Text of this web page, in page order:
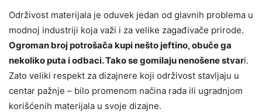
Održivost materijala je oduvek jedan od glavnih problema u
modnoj industriji koja važi i za velike zagađivače prirode.
Ogroman broj potrošača kupi nešto jeftino, obuče ga
nekoliko puta i odbaci. Tako se gomilaju nenošene stvari.
Zato veliki respekt za dizajnere koji održivost stavljaju u
centar pažnje – bilo promenom načina rada ili ugradnjom
korišćenih materijala u svoje dizajne.